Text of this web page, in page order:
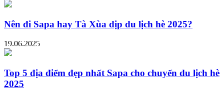
Nên đi Sapa hay Tà Xùa dịp du lịch hè 2025?
19.06.2025
Top 5 địa điểm đẹp nhất Sapa cho chuyến du lịch hè
2025